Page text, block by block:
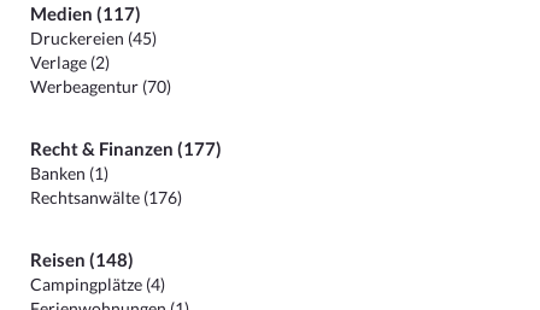
Medien (117)
Druckereien (45)
Verlage (2)
Werbeagentur (70)
Recht & Finanzen (177)
Banken (1)
Rechtsanwälte (176)
Reisen (148)
Campingplätze (4)